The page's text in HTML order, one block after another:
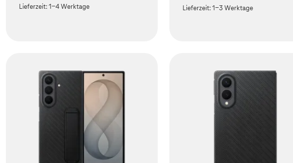
Lieferzeit:1-4 Werktage Lieferzeit:1-3 Werktage